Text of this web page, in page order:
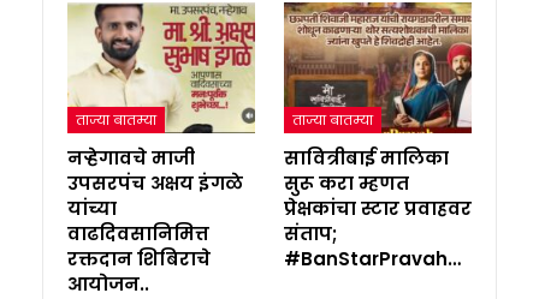
ताज्या बातम्या
नऱ्हेगावचे माजी
उपसरपंच अक्षय इंगळे
यांच्या
वाढदिवसानिमित्त
रक्तदान शिबिराचे
आयोजन..
ताज्या बातम्या
सावित्रीबाई मालिका
सुरू करा म्हणत
प्रेक्षकांचा स्टार प्रवाहवर
संताप;
#BanStarPravah…